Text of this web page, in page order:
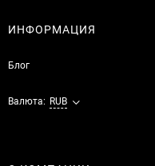
ИНФОРМАЦИЯ
Блог
Валюта: RUB